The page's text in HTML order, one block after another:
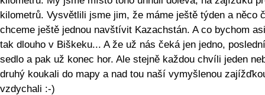
kilometrů. Vysvětlili jsme jim, že máme ještě týden a něco
chceme ještě jednou navštívit Kazachstán. A co bychom
tak dlouho v Biškeku... A že už nás čeká jen jedno,
sedlo a pak už konec hor. Ale stejně každou chvíli jeden
druhý koukali do mapy a nad tou naší vymyšlenou
vzdychali :-)